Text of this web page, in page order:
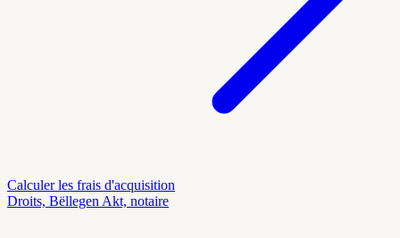
Calculer les frais d'acquisition
Droits, Bëllegen Akt, notaire